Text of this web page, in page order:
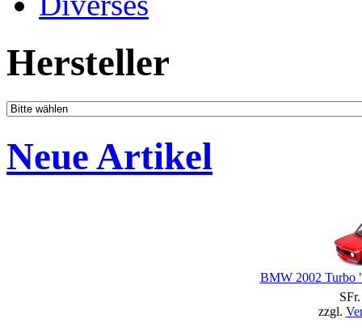
Hersteller
Neue Artikel
BMW 2002 Turbo
zzgl.